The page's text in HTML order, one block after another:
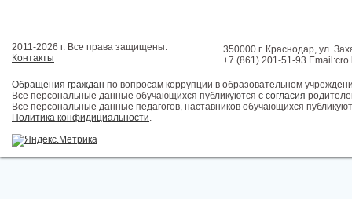
2011-2026 г. Все права защищены.
Контакты
350000 г. Краснодар, ул.
+7 (861) 201-51-93
Обращения граждан по вопросам коррупции в образовательном
Все персональные данные обучающихся публикуются с согласия
Все персональные данные педагогов, наставников обучающихся
Политика конфидициальности.